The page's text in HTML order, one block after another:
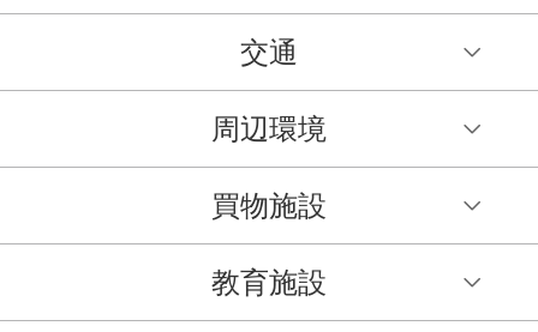
交通
周辺環境
買物施設
教育施設